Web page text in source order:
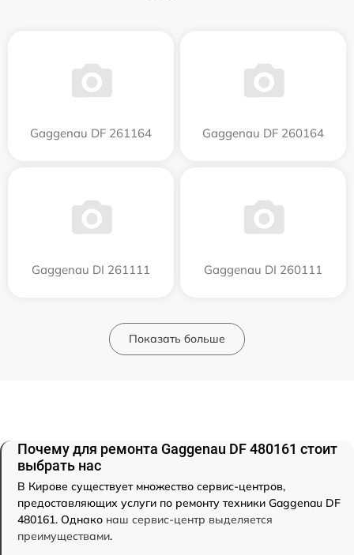
Gaggenau DF 261164 Gaggenau DF 260164
Gaggenau DI 261111 Gaggenau DI 260111
Показать больше
Почему для ремонта Gaggenau DF 480161 стоит
выбрать нас
В Кирове существует множество сервис-центров,
предоставляющих услуги по ремонту техники Gaggenau DF
480161. Однако наш сервис-центр выделяется
преимуществами.